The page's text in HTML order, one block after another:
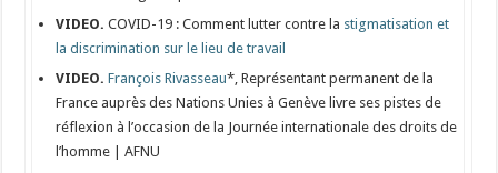
VIDEO. COVID-19 : Comment lutter contre la stigmatisation et
la discrimination sur le lieu de travail
VIDEO. François Rivasseau*, Représentant permanent de la
France auprès des Nations Unies à Genève livre ses pistes de
réflexion à l’occasion de la Journée internationale des droits de
l’homme | AFNU